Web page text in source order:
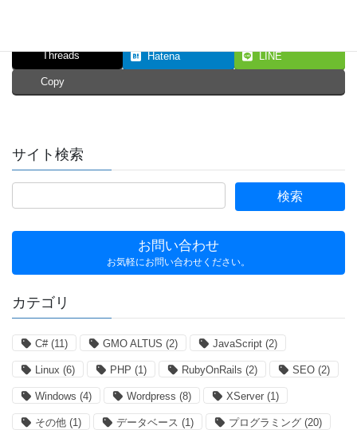
Threads Hatena LINE
Copy
サイト検索
お問い合わせ
お気軽にお問い合わせください。
カテゴリ
C#(11) GMO ALTUS (2) JavaScript (2)
Linux (6) PHP (1) RubyOnRails (2) SEO (2)
Windows (4) Wordpress (8) XServer (1)
その他 (1) データベース (1) プログラミング (20)